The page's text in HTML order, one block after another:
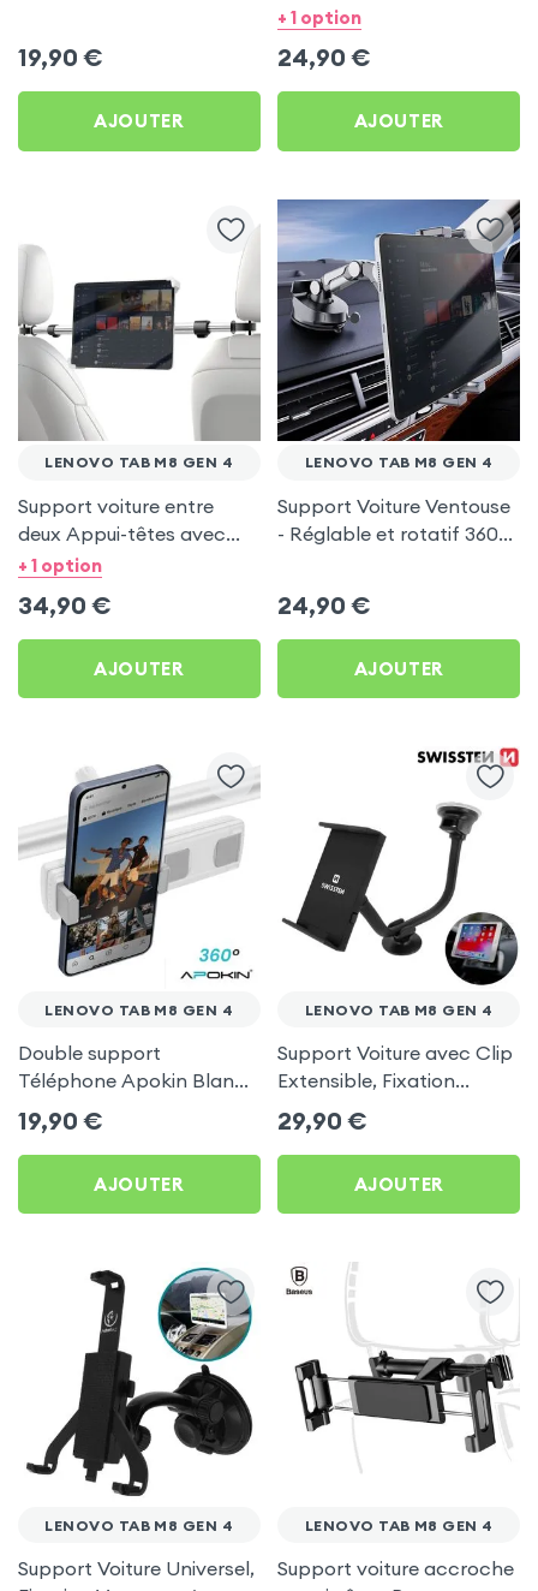
19,90 €
AJOUTER
bord pour Lenovo Tab M8
+ 1 option
24,90 €
AJOUTER
LENOVO TAB M8 GEN 4
Support voiture entre
deux Appui-têtes avec
Tête rotative à 360° pour
+ 1 option
34,90 €
AJOUTER
LENOVO TAB M8 GEN 4
Support Voiture Ventouse
- Réglable et rotatif 360°
24,90 €
AJOUTER
LENOVO TAB M8 GEN 4
Double support
Téléphone Apokin Blanc
pour Tiktok, Insta,
Snapchat, Youtube, Vlog
et Twitch
19,90 €
AJOUTER
LENOVO TAB M8 GEN 4
Support Voiture avec Clip
Extensible, Fixation
Ventouse Réglable,
Swissten T1-HK - Noir
pour Lenovo Tab M8 Gen
29,90 €
AJOUTER
LENOVO TAB M8 GEN 4
Support Voiture Universel,
LENOVO TAB M8 GEN 4
Support voiture accroche